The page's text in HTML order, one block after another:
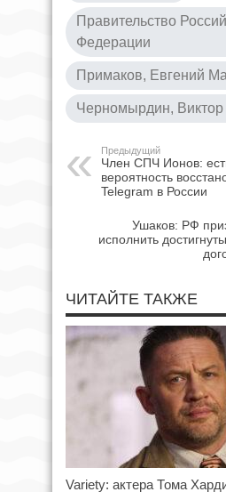
Правительство
Федерации
Примаков, Евгений
Черномырдин,
Предыдущий
Член СПЧ Ионов:
вероятность
Telegram в России
Ушаков: РФ
исполнить
ЧИТАЙТЕ ТАКЖЕ
Variety: актера Тома